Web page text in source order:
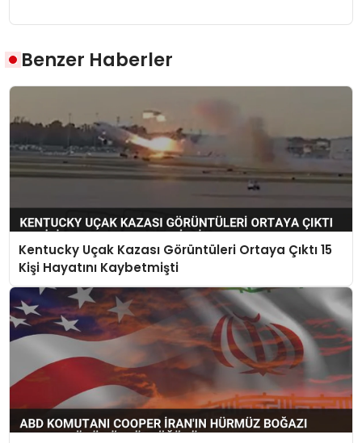
Benzer Haberler
Kentucky Uçak Kazası Görüntüleri Ortaya Çıktı 15
Kişi Hayatını Kaybetmişti